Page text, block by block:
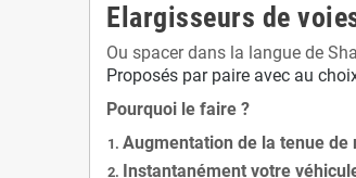
Elargisseurs de
Ou spacer dans la langue de
Proposés par paire avec au
Pourquoi le faire ?
Augmentation de la tenue de
Instantanément votre